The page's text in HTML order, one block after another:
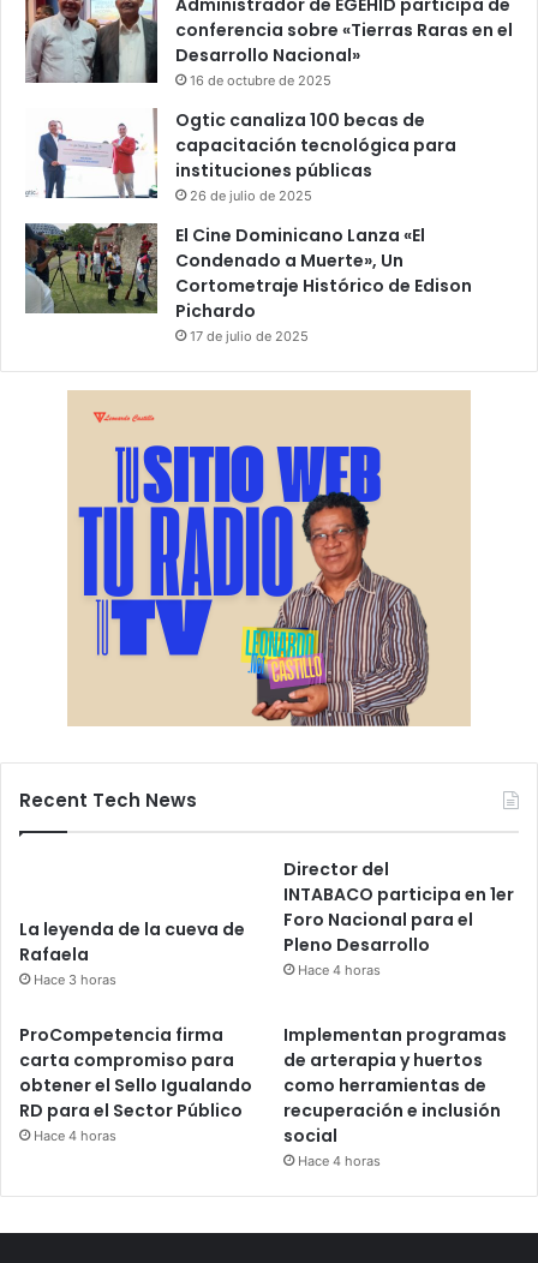
conferencia sobre «Tierras Raras en el
Desarrollo Nacional»
16 de octubre de 2025
Ogtic canaliza 100 becas de
capacitación tecnológica para
instituciones públicas
26 de julio de 2025
El Cine Dominicano Lanza «El
Condenado a Muerte», Un
Cortometraje Histórico de Edison
Pichardo
17 de julio de 2025
Recent Tech News
La leyenda de la cueva de
Rafaela
Hace 3 horas
Director del
INTABACO participa en 1er
Foro Nacional para el
Pleno Desarrollo
Hace 4 horas
ProCompetencia firma
carta compromiso para
obtener el Sello Igualando
RD para el Sector Público
Hace 4 horas
Implementan programas
de arterapia y huertos
como herramientas de
recuperación e inclusión
social
Hace 4 horas